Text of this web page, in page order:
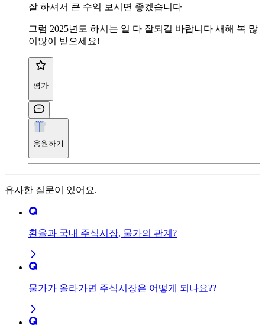
잘 하셔서 큰 수익 보시면 좋겠습니다
그럼 2025년도 하시는 일 다 잘되길 바랍니다 새해 복 많
이많이 받으세요!
평가
응원하기
유사한 질문이 있어요.
환율과 국내 주식시장, 물가의 관계?
물가가 올라가면 주식시장은 어떻게 되나요??